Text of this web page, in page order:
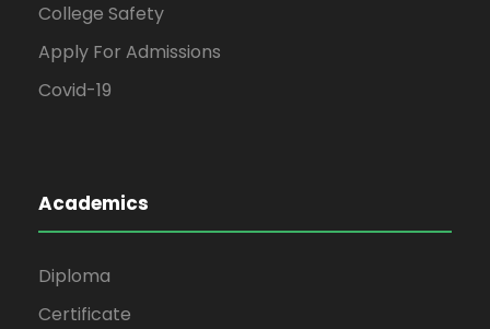
College Safety
Apply For Admissions
Covid-19
Academics
Diploma
Certificate